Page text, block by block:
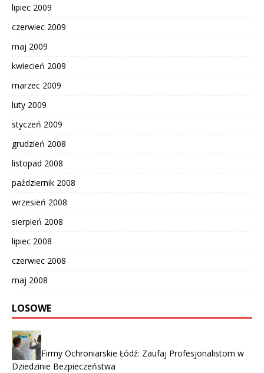
lipiec 2009
czerwiec 2009
maj 2009
kwiecień 2009
marzec 2009
luty 2009
styczeń 2009
grudzień 2008
listopad 2008
październik 2008
wrzesień 2008
sierpień 2008
lipiec 2008
czerwiec 2008
maj 2008
LOSOWE
Firmy Ochroniarskie Łódź: Zaufaj Profesjonalistom w
Dziedzinie Bezpieczeństwa